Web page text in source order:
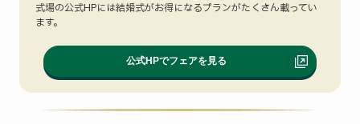
式場の公式HPには結婚式がお得になるプランがたくさん載ってい
ます。
公式HPでフェアを見る